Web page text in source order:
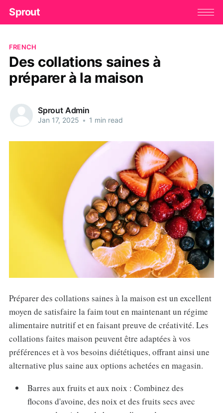
Sprout
FRENCH
Des collations saines à
préparer à la maison
Sprout Admin
Jan 17, 2025 • 1 min read
Préparer des collations saines à la maison est un excellent
moyen de satisfaire la faim tout en maintenant un régime
alimentaire nutritif et en faisant preuve de créativité. Les
collations faites maison peuvent être adaptées à vos
préférences et à vos besoins diététiques, offrant ainsi une
alternative plus saine aux options achetées en magasin.
Barres aux fruits et aux noix : Combinez des
flocons d'avoine, des noix et des fruits secs avec